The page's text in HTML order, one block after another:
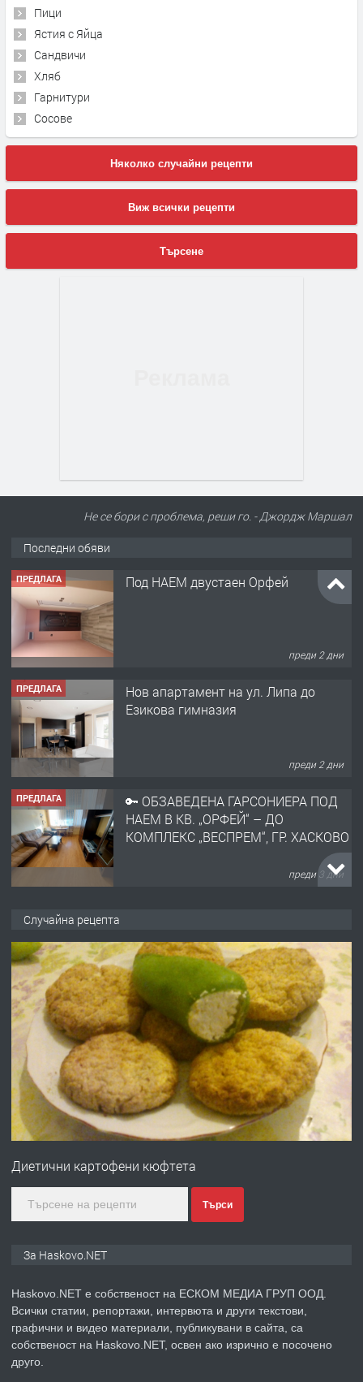
Пици
Ястия с Яйца
Сандвичи
Хляб
Гарнитури
Сосове
Няколко случайни рецепти
Виж всички рецепти
Търсене
Не се бори с проблема, реши го. - Джордж Маршал
Последни обяви
ПРЕДЛАГА Под НАЕМ двустаен Орфей
преди 2 дни
ПРЕДЛАГА
Нов апартамент на ул. Липа до
Езикова гимназия
преди 2 дни
ПРЕДЛАГА
🔑 ОБЗАВЕДЕНА ГАРСОНИЕРА ПОД
НАЕМ В КВ. „ОРФЕЙ“ – ДО
КОМПЛЕКС „ВЕСПРЕМ“, ГР. ХАСКОВО
преди 3 дни
АПАРТАМЕНТ В ЦЕНТЪРА НА ГР.
ХАСКОВО
преди 4 дни
ПРЕДЛАГА Давам гараж под наем
преди 4 дни
ПРЕДЛАГА
№4120 Магазин/Офис под наем в кв.
градската градина!
преди 5 дни
ПРЕДЛАГА
Продавам парцел в гр. Хасково кв.
Случайна рецепта
Диетични картофени кюфтета
Търси
За Haskovo.NET
Haskovo.NET е собственост на ЕСКОМ МЕДИА ГРУП ООД.
Всички статии, репортажи, интервюта и други текстови,
графични и видео материали, публикувани в сайта, са
собственост на Haskovo.NET, освен ако изрично е посочено
друго.